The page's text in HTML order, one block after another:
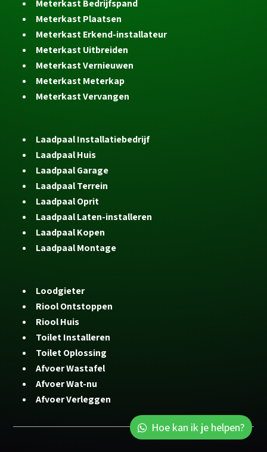
Meterkast Bedrijfspand
Meterkast Plaatsen
Meterkast Erkend-installateur
Meterkast Uitbreiden
Meterkast Vernieuwen
Meterkast Meterkap
Meterkast Vervangen
Laadpaal Installatiebedrijf
Laadpaal Huis
Laadpaal Garage
Laadpaal Terrein
Laadpaal Oprit
Laadpaal Laten-installeren
Laadpaal Kopen
Laadpaal Montage
Loodgieter
Riool Ontstoppen
Riool Huis
Toilet Installeren
Toilet Oplossing
Afvoer Wastafel
Afvoer Wat-nu
Afvoer Verleggen
Hoe kan ik je helpen?